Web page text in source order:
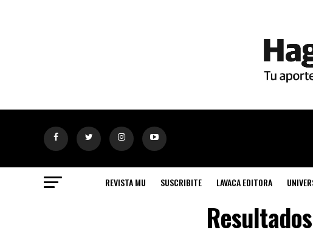
REVISTA MU SUSCRIBITE LAVACA EDITORA